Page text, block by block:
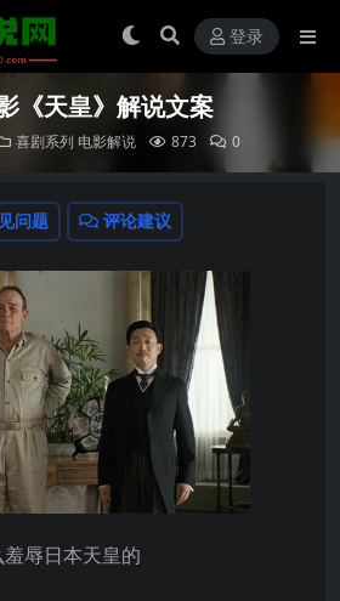
登录
《天皇》解说文案
喜剧系列 电影解说 873 0
问题 评论建议
辱日本天皇的